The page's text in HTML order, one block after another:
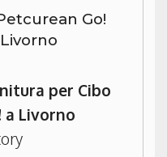
Go!
per Cibo
a Livorno